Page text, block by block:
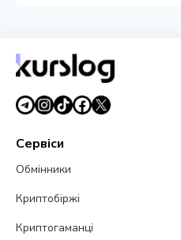
Сервіси
Обмінники
Криптобіржі
Криптогаманці